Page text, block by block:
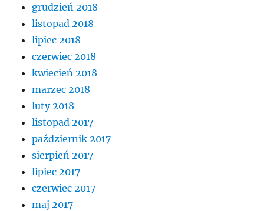
grudzień 2018
listopad 2018
lipiec 2018
czerwiec 2018
kwiecień 2018
marzec 2018
luty 2018
listopad 2017
październik 2017
sierpień 2017
lipiec 2017
czerwiec 2017
maj 2017